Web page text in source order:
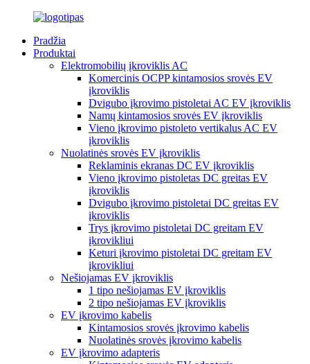
Pradžia
Produktai
Elektromobilių įkroviklis AC
Komercinis OCPP kintamosios srovės EV
įkroviklis
Dvigubo įkrovimo pistoletai AC EV įkroviklis
Namų kintamosios srovės EV įkroviklis
Vieno įkrovimo pistoleto vertikalus AC EV
įkroviklis
Nuolatinės srovės EV įkroviklis
Reklaminis ekranas DC EV įkroviklis
Vieno įkrovimo pistoletas DC greitas EV
įkroviklis
Dvigubo įkrovimo pistoletai DC greitas EV
įkroviklis
Trys įkrovimo pistoletai DC greitam EV
įkrovikliui
Keturi įkrovimo pistoletai DC greitam EV
įkrovikliui
Nešiojamas EV įkroviklis
1 tipo nešiojamas EV įkroviklis
2 tipo nešiojamas EV įkroviklis
EV įkrovimo kabelis
Kintamosios srovės įkrovimo kabelis
Nuolatinės srovės įkrovimo kabelis
EV įkrovimo adapteris